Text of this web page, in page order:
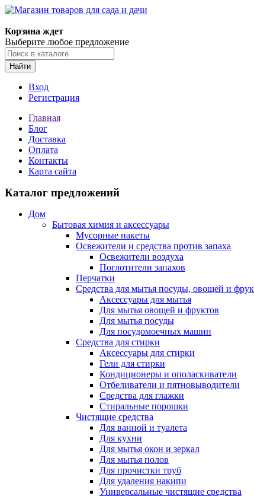
Корзина ждет
Выберите любое предложение
Найти
Вход
Регистрация
Главная
Блог
Доставка
Оплата
Контакты
Карта сайта
Каталог предложений
Дом
Бытовая химия и аксессуары
Мусорные пакеты
Освежители и средства против запаха
Освежители воздуха
Поглотители запахов
Перчатки
Средства для мытья посуды, овощей и
Аксессуары для мытья
Для мытья овощей и фруктов
Для мытья посуды
Для посудомоечных машин
Средства для стирки
Аксессуары для стирки
Гели для стирки
Кондиционеры и ополаскиватели
Отбеливатели и пятновыводители
Средства для глажки
Стиральные порошки
Чистящие средства
Для ванной и туалета
Для кухни
Для мытья окон и зеркал
Для мытья полов
Для прочистки труб
Для удаления накипи
Универсальные чистящие средства